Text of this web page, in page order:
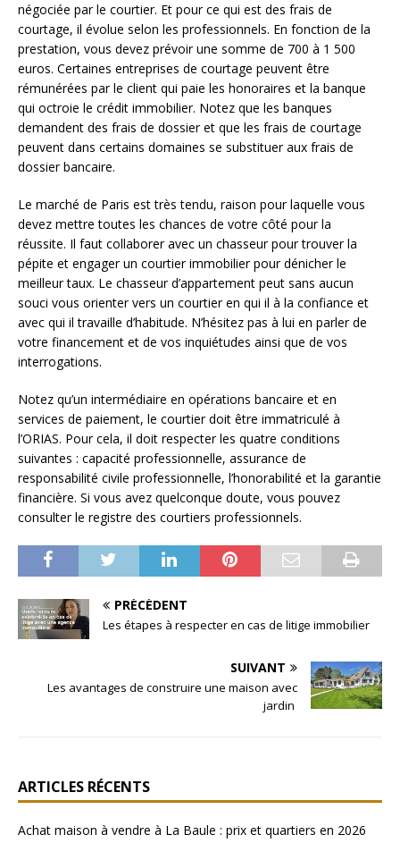
négociée par le courtier. Et pour ce qui est des frais de
courtage, il évolue selon les professionnels. En fonction de la
prestation, vous devez prévoir une somme de 700 à 1 500
euros. Certaines entreprises de courtage peuvent être
rémunérées par le client qui paie les honoraires et la banque
qui octroie le crédit immobilier. Notez que les banques
demandent des frais de dossier et que les frais de courtage
peuvent dans certains domaines se substituer aux frais de
dossier bancaire.
Le marché de Paris est très tendu, raison pour laquelle vous
devez mettre toutes les chances de votre côté pour la
réussite. Il faut collaborer avec un chasseur pour trouver la
pépite et engager un courtier immobilier pour dénicher le
meilleur taux. Le chasseur d’appartement peut sans aucun
souci vous orienter vers un courtier en qui il à la confiance et
avec qui il travaille d’habitude. N’hésitez pas à lui en parler de
votre financement et de vos inquiétudes ainsi que de vos
interrogations.
Notez qu’un intermédiaire en opérations bancaire et en
services de paiement, le courtier doit être immatriculé à
l’ORIAS. Pour cela, il doit respecter les quatre conditions
suivantes : capacité professionnelle, assurance de
responsabilité civile professionnelle, l’honorabilité et la garantie
financière. Si vous avez quelconque doute, vous pouvez
consulter le registre des courtiers professionnels.
PRÉCÉDENT
Les étapes à respecter en cas de litige immobilier
SUIVANT
Les avantages de construire une maison avec
jardin
ARTICLES RÉCENTS
Achat maison à vendre à La Baule : prix et quartiers en 2026